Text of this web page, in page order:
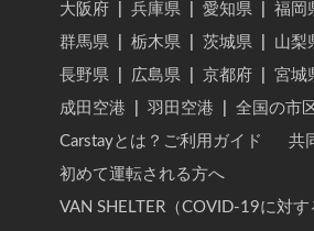
大阪府
兵庫県 愛知県 福岡
群馬県
栃木県 茨城県 山梨
長野県
広島県 京都府 宮城
成田空港
羽田空港
全国の市
Carstayとは？ご利用ガイド
共
初めて運転される方へ
VAN SHELTER（COVID-19に対す